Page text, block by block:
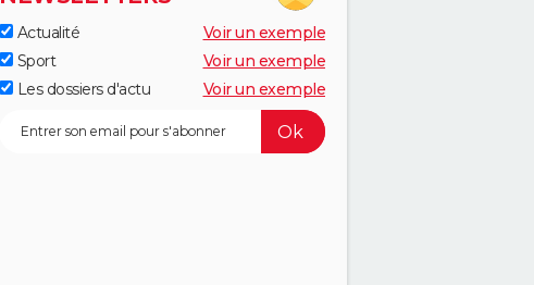
Actualité
Voir un exemple
Sport
Voir un exemple
Les dossiers d'actu
Voir un exemple